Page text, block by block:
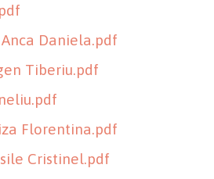
Daniela.pdf
Tiberiu.pdf
Florentina.pdf
Cristinel.pdf